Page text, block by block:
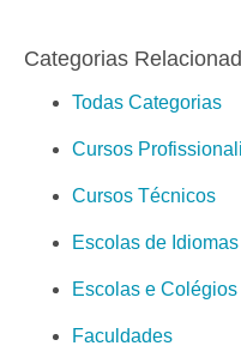
Categorias
Todas Categorias
Cursos
Cursos Técnicos
Escolas de Idiomas
Escolas e Colégios
Faculdades